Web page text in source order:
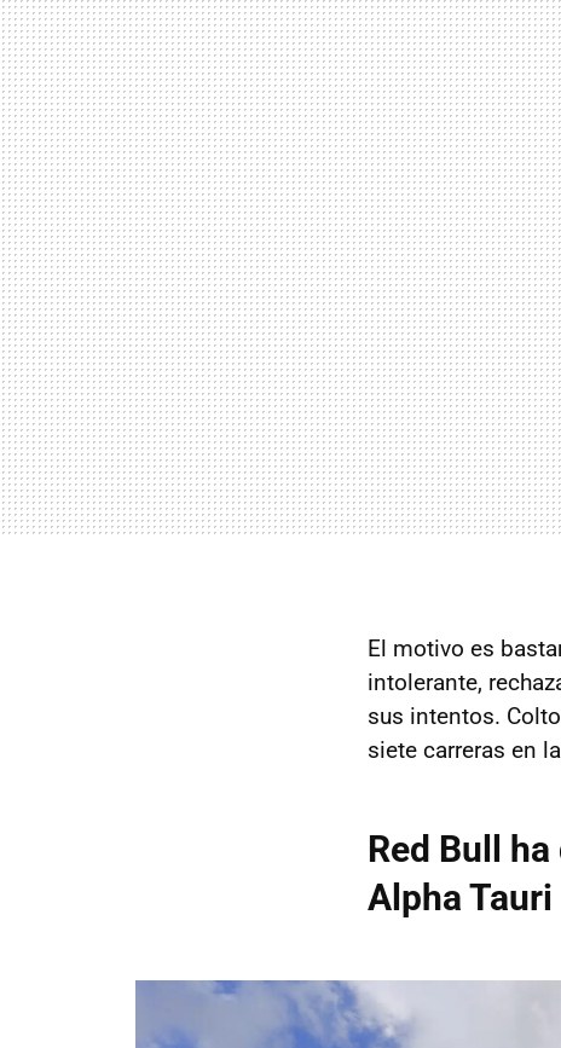
El motivo es
intolerante,
sus intentos.
siete carreras en
Red Bull
Alpha Tauri